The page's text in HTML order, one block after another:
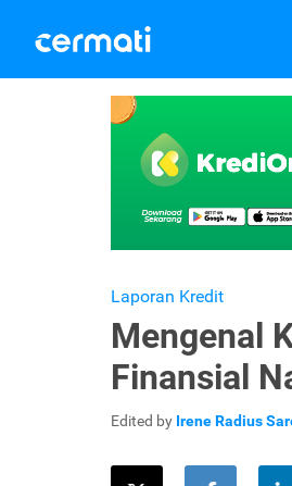
Laporan Kredit
Mengenal
Finansial
Edited by Irene Radius